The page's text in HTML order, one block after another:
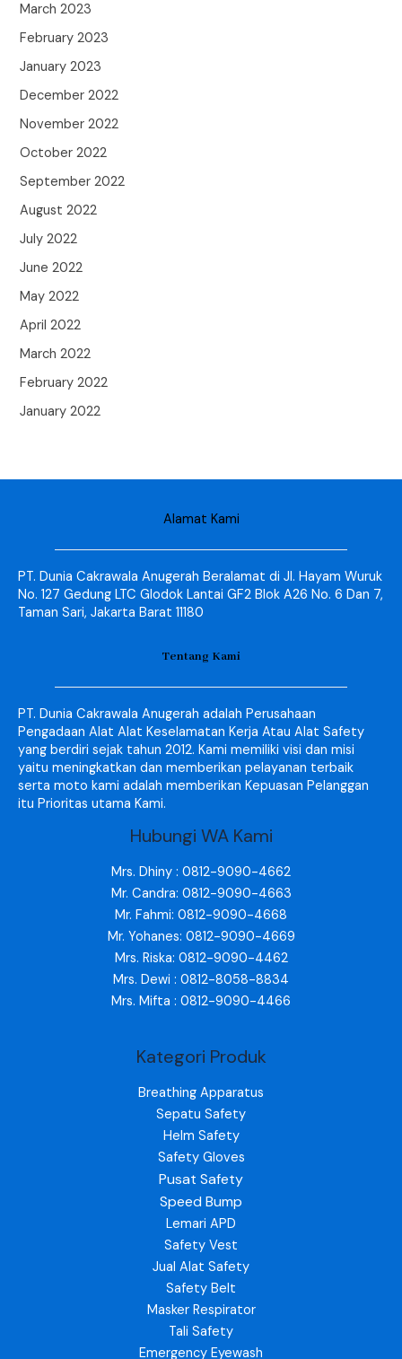
March 2023
February 2023
January 2023
December 2022
November 2022
October 2022
September 2022
August 2022
July 2022
June 2022
May 2022
April 2022
March 2022
February 2022
January 2022
Alamat Kami
PT. Dunia Cakrawala Anugerah Beralamat di Jl. Hayam Wuruk
No. 127 Gedung LTC Glodok Lantai GF2 Blok A26 No. 6 Dan 7,
Taman Sari, Jakarta Barat 11180
Tentang Kami
PT. Dunia Cakrawala Anugerah adalah Perusahaan
Pengadaan Alat Alat Keselamatan Kerja Atau Alat Safety
yang berdiri sejak tahun 2012. Kami memiliki visi dan misi
yaitu meningkatkan dan memberikan pelayanan terbaik
serta moto kami adalah memberikan Kepuasan Pelanggan
itu Prioritas utama Kami.
Hubungi WA Kami
Mrs. Dhiny : 0812-9090-4662
Mr. Candra: 0812-9090-4663
Mr. Fahmi: 0812-9090-4668
Mr. Yohanes: 0812-9090-4669
Mrs. Riska: 0812-9090-4462
Mrs. Dewi : 0812-8058-8834
Mrs. Mifta : 0812-9090-4466
Kategori Produk
Breathing Apparatus
Sepatu Safety
Helm Safety
Safety Gloves
Pusat Safety
Speed Bump
Lemari APD
Safety Vest
Jual Alat Safety
Safety Belt
Masker Respirator
Tali Safety
Emergency Eyewash